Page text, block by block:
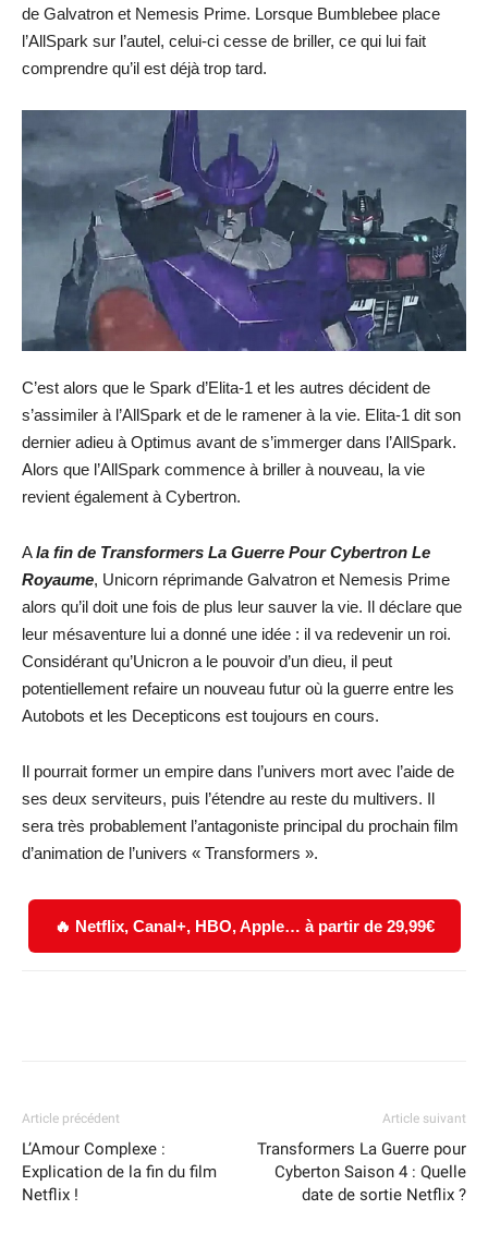
de Galvatron et Nemesis Prime. Lorsque Bumblebee place
l’AllSpark sur l’autel, celui-ci cesse de briller, ce qui lui fait
comprendre qu’il est déjà trop tard.
C’est alors que le Spark d’Elita-1 et les autres décident de
s’assimiler à l’AllSpark et de le ramener à la vie. Elita-1 dit son
dernier adieu à Optimus avant de s’immerger dans l’AllSpark.
Alors que l’AllSpark commence à briller à nouveau, la vie
revient également à Cybertron.
Ala fin de Transformers La Guerre Pour Cybertron Le
Royaume, Unicorn réprimande Galvatron et Nemesis Prime
alors qu’il doit une fois de plus leur sauver la vie. Il déclare que
leur mésaventure lui a donné une idée : il va redevenir un roi.
Considérant qu’Unicron a le pouvoir d’un dieu, il peut
potentiellement refaire un nouveau futur où la guerre entre les
Autobots et les Decepticons est toujours en cours.
Il pourrait former un empire dans l’univers mort avec l’aide de
ses deux serviteurs, puis l’étendre au reste du multivers. Il
sera très probablement l’antagoniste principal du prochain film
d’animation de l’univers « Transformers ».
🔥 Netflix, Canal+, HBO, Apple… à partir de 29,99€
Article précédent
L’Amour Complexe :
Explication de la fin du film
Netflix !
Article suivant
Transformers La Guerre pour
Cyberton Saison 4 : Quelle
date de sortie Netflix ?